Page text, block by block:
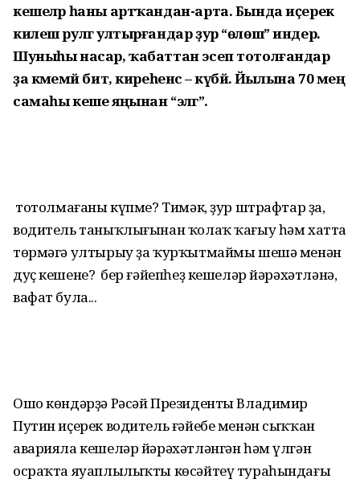
кешеләр һаны артҡандан-арта. Бында иҫерек
килеш рулгә ултырғандар ҙур “өлөш” индерә.
Шуныһы насар, ҡабаттан эсеп тотолғандар
ҙа кәмемәй бит, киреһенсә – күбәйә. Йылына 70 мең
самаһы кеше яңынан “эләгә”.
Ә тотолмағаны күпме? Тимәк, ҙур штрафтар ҙа,
водитель таныҡлығынан ҡолаҡ ҡағыу һәм хатта
төрмәгә ултырыу ҙа ҡурҡытмаймы шешә менән
дуҫ кешене? Ә бер ғәйепһеҙ кешеләр йәрәхәтләнә,
вафат була...
Ошо көндәрҙә Рәсәй Президенты Владимир
Путин иҫерек водитель ғәйебе менән сыҡҡан
аварияла кешеләр йәрәхәтләнгән һәм үлгән
осраҡта яуаплылыҡты көсәйтеү тураһындағы